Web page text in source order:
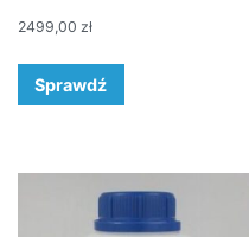
2499,00 zł
Sprawdź